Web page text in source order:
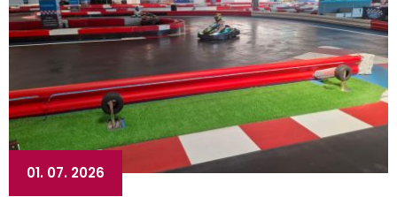
01. 07. 2026